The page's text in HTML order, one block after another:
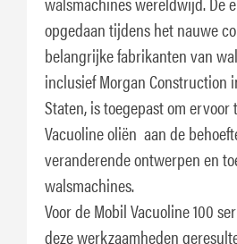
opgedaan tijdens het nauwe
belangrijke fabrikanten van
inclusief Morgan Construction
Staten, is toegepast om
Vacuoline oliën aan de
veranderende ontwerpen en
walsmachines.
Voor de Mobil Vacuoline 100
deze werkzaamheden